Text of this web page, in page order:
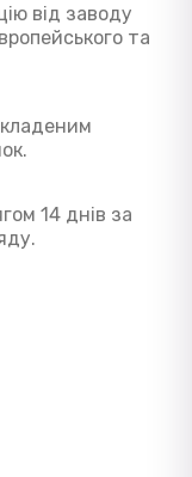
від заводу
та
14 днів за